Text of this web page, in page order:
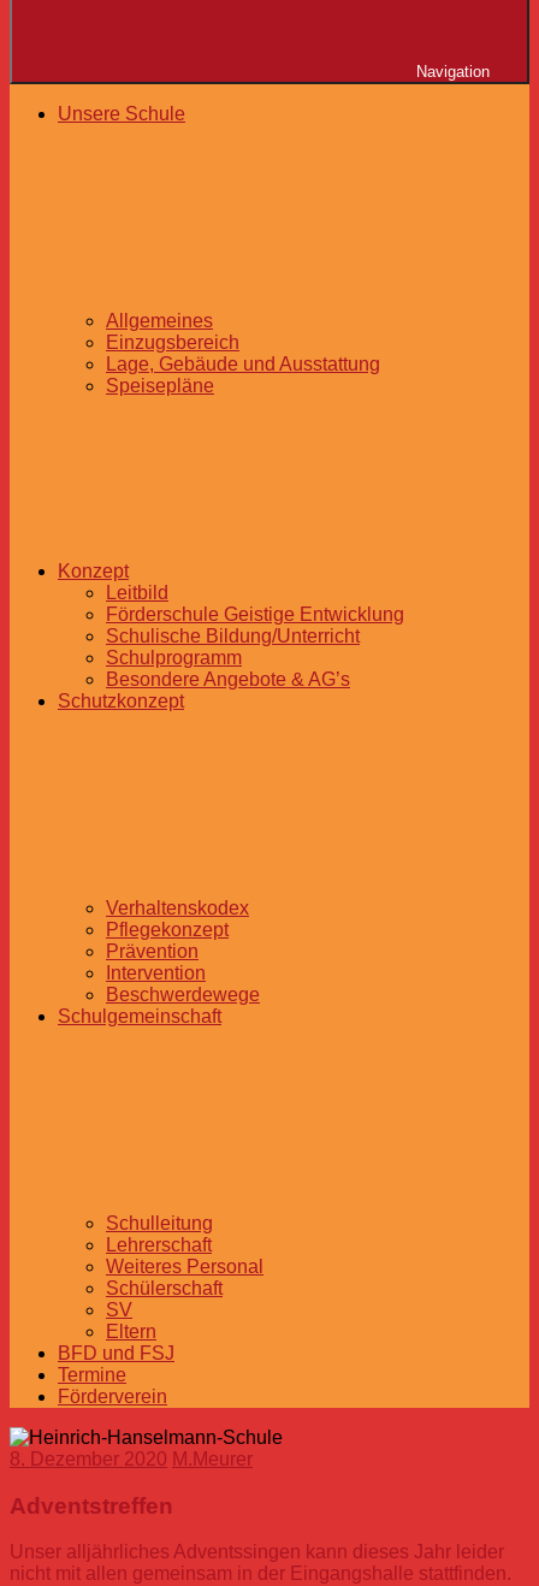
Navigation
Unsere Schule
Allgemeines
Einzugsbereich
Lage, Gebäude und Ausstattung
Speisepläne
Konzept
Leitbild
Förderschule Geistige Entwicklung
Schulische Bildung/Unterricht
Schulprogramm
Besondere Angebote & AG’s
Schutzkonzept
Verhaltenskodex
Pflegekonzept
Prävention
Intervention
Beschwerdewege
Schulgemeinschaft
Schulleitung
Lehrerschaft
Weiteres Personal
Schülerschaft
SV
Eltern
BFD und FSJ
Termine
Förderverein
8. Dezember 2020 M.Meurer
Adventstreffen
Unser alljährliches Adventssingen kann dieses Jahr leider
nicht mit allen gemeinsam in der Eingangshalle stattfinden.